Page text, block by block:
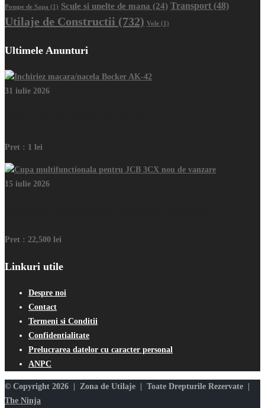
Pompe de Sapa (1) Scule si unelte de mana (24) Transport (48)
Utilaje de Constructii (732) Vole (1)
Ultimele Anunturi
31 iulie 2026
Pret : 1 lei
15 iulie 2026
Pret : 22,500 lei
Linkuri utile
Despre noi
Contact
Termeni si Conditii
Confidentialitate
Prelucrarea datelor cu caracter personal
ANPC
© Copyright 2026 | Zona de Utilaje | Toate Drepturile Rezervate |
The Ninja